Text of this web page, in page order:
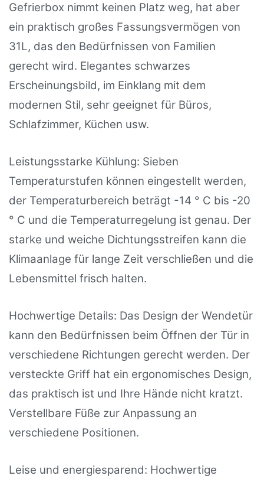
Gefrierbox nimmt keinen Platz weg, hat aber
ein praktisch großes Fassungsvermögen von
31L, das den Bedürfnissen von Familien
gerecht wird. Elegantes schwarzes
Erscheinungsbild, im Einklang mit dem
modernen Stil, sehr geeignet für Büros,
Schlafzimmer, Küchen usw.
Leistungsstarke Kühlung: Sieben
Temperaturstufen können eingestellt werden,
der Temperaturbereich beträgt -14 ° C bis -20
° C und die Temperaturregelung ist genau. Der
starke und weiche Dichtungsstreifen kann die
Klimaanlage für lange Zeit verschließen und die
Lebensmittel frisch halten.
Hochwertige Details: Das Design der Wendetür
kann den Bedürfnissen beim Öffnen der Tür in
verschiedene Richtungen gerecht werden. Der
versteckte Griff hat ein ergonomisches Design,
das praktisch ist und Ihre Hände nicht kratzt.
Verstellbare Füße zur Anpassung an
verschiedene Positionen.
Leise und energiesparend: Hochwertige